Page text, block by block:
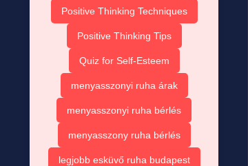
Positive Thinking Techniques
Positive Thinking Tips
Quiz for Self-Esteem
menyasszonyi ruha árak
menyasszonyi ruha bérlés
menyasszony ruha bérlés
legjobb esküvő ruha budapest